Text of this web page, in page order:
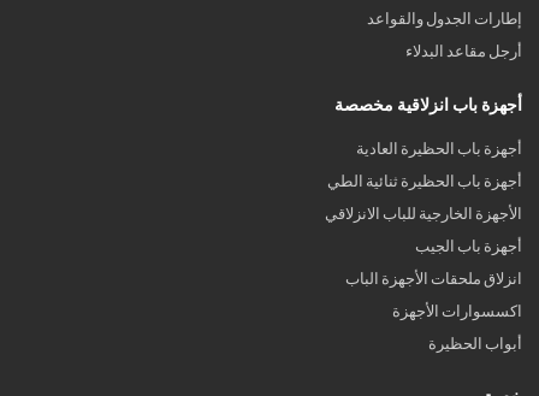
إطارات الجدول والقواعد
أرجل مقاعد البدلاء
أجهزة باب انزلاقية مخصصة
أجهزة باب الحظيرة العادية
أجهزة باب الحظيرة ثنائية الطي
الأجهزة الخارجية للباب الانزلاقي
أجهزة باب الجيب
انزلاق ملحقات الأجهزة الباب
اكسسوارات الأجهزة
أبواب الحظيرة